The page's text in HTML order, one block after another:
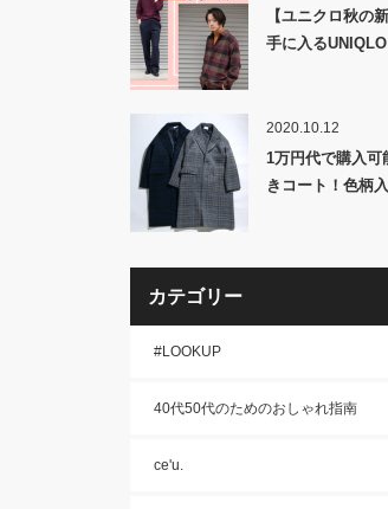
【ユニクロ秋の
手に入る
2020.10.12
1万円代で購入可
きコート！色柄
カテゴリー
#LOOKUP
40代50代のためのおしゃれ指南
ce'u.